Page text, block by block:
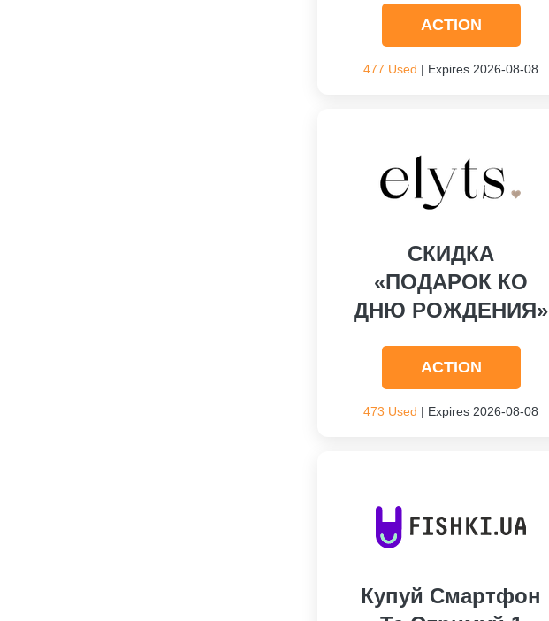
ACTION
477 Used | Expires 2026-08-08
СКИДКА
«ПОДАРОК КО
ДНЮ РОЖДЕНИЯ»
ACTION
473 Used | Expires 2026-08-08
Купуй Смартфон